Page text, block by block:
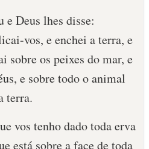
e Deus lhes disse:
vos, e enchei a terra, e
sobre os peixes do mar, e
e sobre todo o animal
terra.
vos tenho dado toda erva
está sobre a face de toda